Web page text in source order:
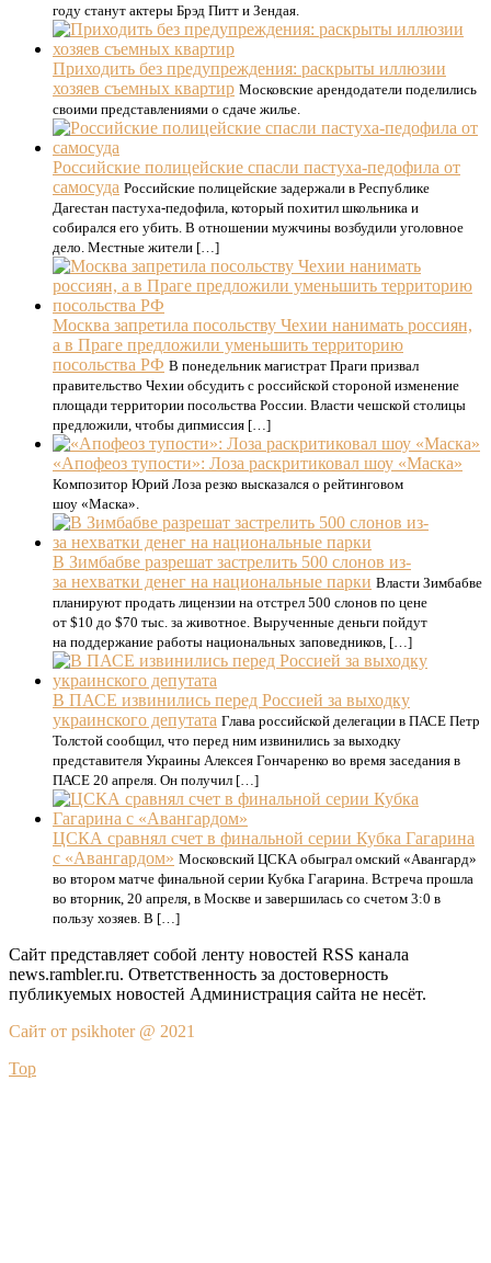
году станут актеры Брэд Питт и Зендая.
Приходить без предупреждения: раскрыты иллюзии
хозяев съемных квартир Московские арендодатели поделились
своими представлениями о сдаче жилье.
Российские полицейские спасли пастуха-педофила от
самосуда Российские полицейские задержали в Республике
Дагестан пастуха-педофила, который похитил школьника и
собирался его убить. В отношении мужчины возбудили уголовное
дело. Местные жители […]
Москва запретила посольству Чехии нанимать россиян,
а в Праге предложили уменьшить территорию
посольства РФ В понедельник магистрат Праги призвал
правительство Чехии обсудить с российской стороной изменение
площади территории посольства России. Власти чешской столицы
предложили, чтобы дипмиссия […]
«Апофеоз тупости»: Лоза раскритиковал шоу «Маска»
Композитор Юрий Лоза резко высказался о рейтинговом
шоу «Маска».
В Зимбабве разрешат застрелить 500 слонов из-
за нехватки денег на национальные парки Власти Зимбабве
планируют продать лицензии на отстрел 500 слонов по цене
от $10 до $70 тыс. за животное. Вырученные деньги пойдут
на поддержание работы национальных заповедников, […]
В ПАСЕ извинились перед Россией за выходку
украинского депутата Глава российской делегации в ПАСЕ Петр
Толстой сообщил, что перед ним извинились за выходку
представителя Украины Алексея Гончаренко во время заседания в
ПАСЕ 20 апреля. Он получил […]
ЦСКА сравнял счет в финальной серии Кубка Гагарина
с «Авангардом» Московский ЦСКА обыграл омский «Авангард»
во втором матче финальной серии Кубка Гагарина. Встреча прошла
во вторник, 20 апреля, в Москве и завершилась со счетом 3:0 в
пользу хозяев. В […]
Сайт представляет собой ленту новостей RSS канала
news.rambler.ru. Ответственность за достоверность
публикуемых новостей Администрация сайта не несёт.
Сайт от psikhoter @ 2021
Top